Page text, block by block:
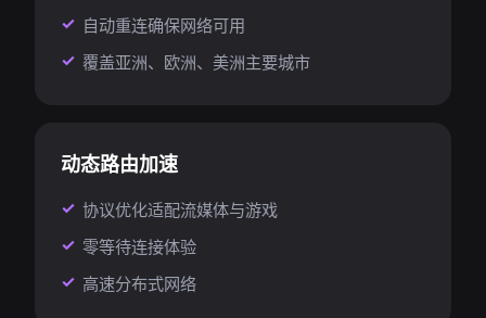
自动重连确保网络可用
覆盖亚洲、欧洲、美洲主要城市
动态路由加速
协议优化适配流媒体与游戏
零等待连接体验
高速分布式网络